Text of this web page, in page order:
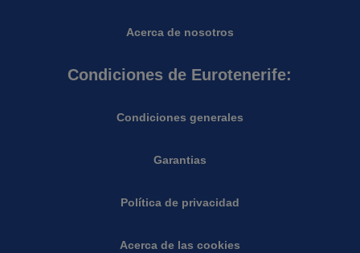
Acerca de nosotros
Condiciones de Eurotenerife:
Condiciones generales
Garantias
Política de privacidad
Acerca de las cookies